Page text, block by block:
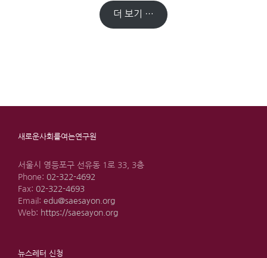
더 보기 …
새로운사회를여는연구원
서울시 영등포구 선유동 1로 33, 3층
Phone: 02-322-4692
Fax: 02-322-4693
Email: edu@saesayon.org
Web: https://saesayon.org
뉴스레터 신청